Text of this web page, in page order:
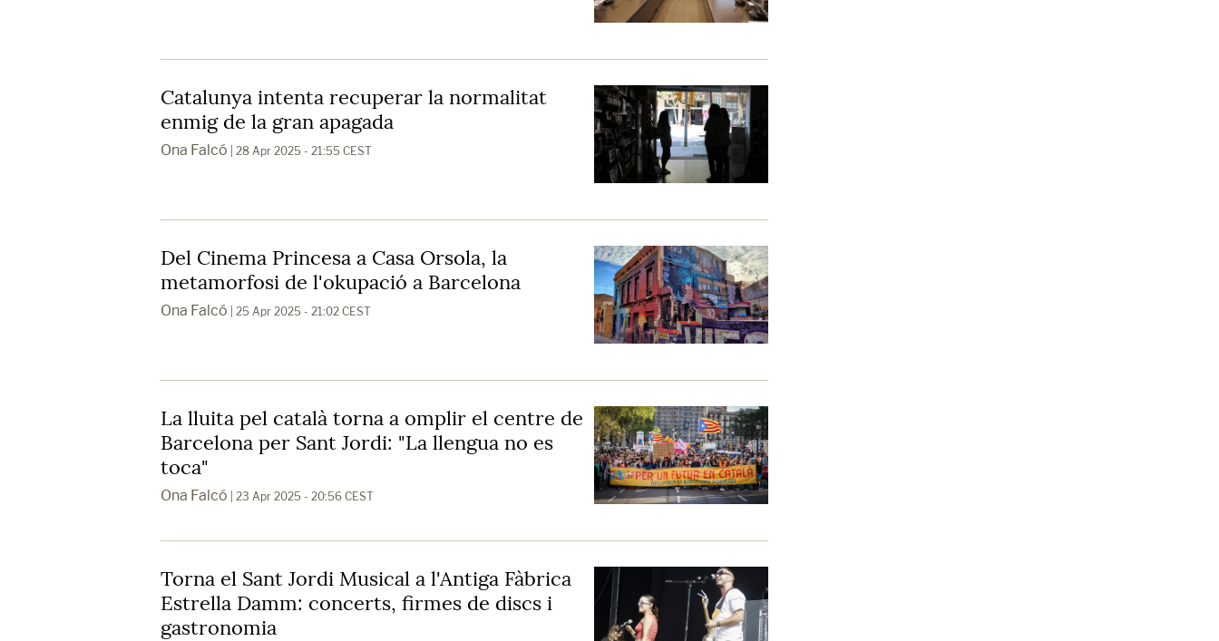
Catalunya intenta recuperar la normalitat
enmig de la gran apagada
Ona Falcó | 28 Apr 2025 - 21:55 CEST
Del Cinema Princesa a Casa Orsola, la
metamorfosi de l'okupació a Barcelona
Ona Falcó | 25 Apr 2025 - 21:02 CEST
La lluita pel català torna a omplir el centre de
Barcelona per Sant Jordi: "La llengua no es
toca"
Ona Falcó | 23 Apr 2025 - 20:56 CEST
Torna el Sant Jordi Musical a l'Antiga Fàbrica
Estrella Damm: concerts, firmes de discs i
gastronomia